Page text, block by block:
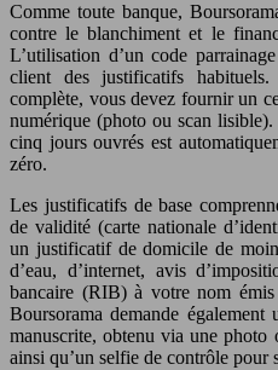
Comme toute banque,
contre le blanchiment et le
L’utilisation d’un code
client des justificatifs
complète, vous devez fournir un
numérique (photo ou scan
cinq jours ouvrés est
zéro.
Les justificatifs de base
de validité (carte nationale
un justificatif de domicile de
d’eau, d’internet, avis
bancaire (RIB) à votre nom
Boursorama demande
manuscrite, obtenu via une photo
ainsi qu’un selfie de contrôle pour